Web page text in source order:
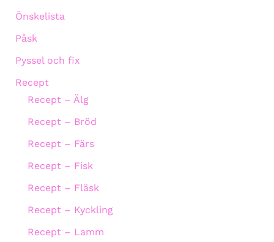
Önskelista
Påsk
Pyssel och fix
Recept
Recept – Älg
Recept – Bröd
Recept – Färs
Recept – Fisk
Recept – Fläsk
Recept – Kyckling
Recept – Lamm